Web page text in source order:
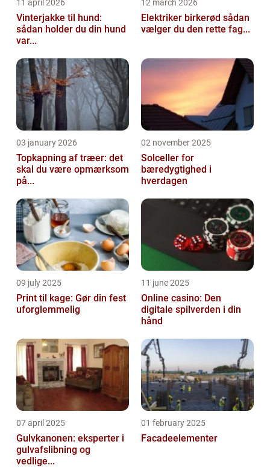
11 april 2026
Vinterjakke til hund:
sådan holder du din hund
var...
12 march 2026
Elektriker birkerød sådan
vælger du den rette fag...
03 january 2026
Topkapning af træer: det
skal du være opmærksom
på...
02 november 2025
Solceller for
bæredygtighed i
hverdagen
09 july 2025
Print til kage: Gør din fest
uforglemmelig
11 june 2025
Online casino: Den
digitale spilverden i din
hånd
07 april 2025
Gulvkanonen: eksperter i
gulvafslibning og
vedlige...
01 february 2025
Facadeelementer